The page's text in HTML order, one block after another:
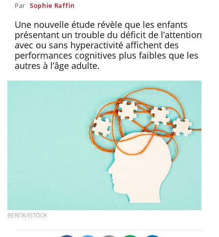
Par Sophie Raffin
Une nouvelle étude révèle que les enfants
présentant un trouble du déficit de l’attention
avec ou sans hyperactivité affichent des
performances cognitives plus faibles que les
autres à l’âge adulte.
BERITK/ISTOCK